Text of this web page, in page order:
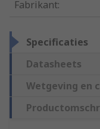
Fabrikant:
Specificaties
Datasheets
Wetgeving en